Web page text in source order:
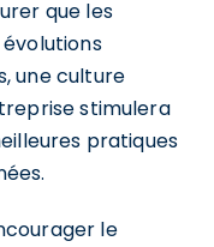
que les
une culture
stimulera
pratiques
le